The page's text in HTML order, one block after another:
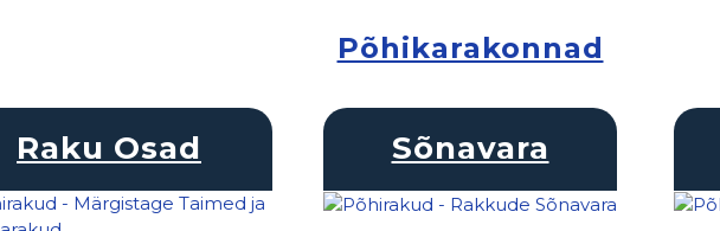
Põhikarakonnad
Raku Osad Sõnavara